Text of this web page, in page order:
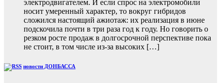
электродвигателем. И если спрос на электромобили
носит умеренный характер, то вокруг гибридов
сложился настоящий ажиотаж: их реализация в июне
подскочила почти в три раза год к году. Но говорить о
резком росте продаж в долгосрочной перспективе пока
не стоит, в том числе из-за высоких […]
новости ДОНБАССА